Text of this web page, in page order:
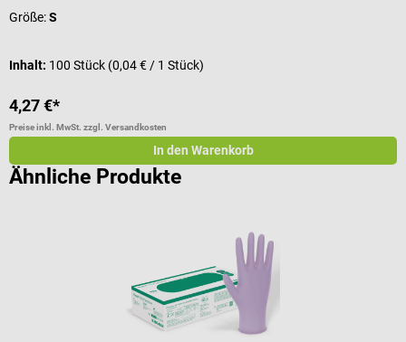
Größe:S
Inhalt: 100 Stück (0,04 € / 1 Stück)
4,27 €*
Preise inkl. MwSt. zzgl. Versandkosten
In den Warenkorb
Ähnliche Produkte